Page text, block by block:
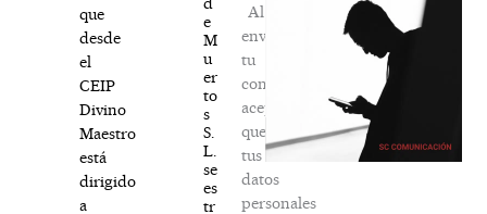
que
desde
el
CEIP
Divino
Maestro
está
dirigido
a
e
M
u
er
to
s
S.
L.
se
es
tr
Al
enviar
tu
comentario,
aceptas
que
tus
datos
personales